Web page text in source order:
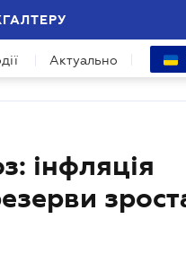
Актуально
інфляція